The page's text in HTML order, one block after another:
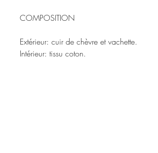
COMPOSITION
Extérieur: cuir de chèvre et vachette.
Intérieur: tissu coton.